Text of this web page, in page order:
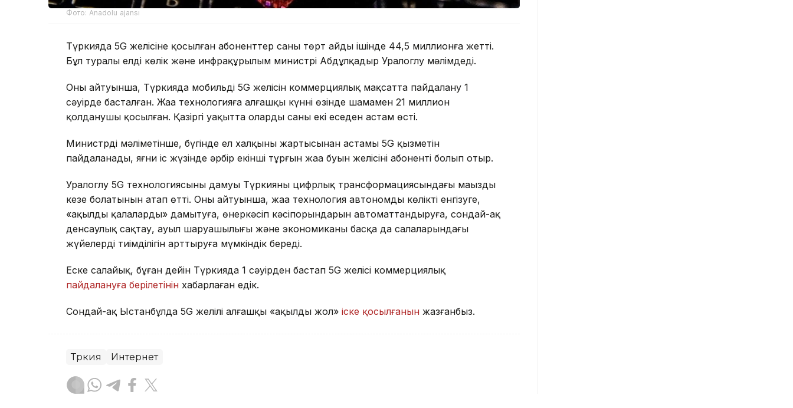
Фото: Anadolu ajansı
Түркияда 5G желісіне қосылған абоненттер саны төрт айдың ішінде 44,5 миллионға жетті.
Бұл туралы елдің көлік және инфрақұрылым министрі Абдұлқадыр Уралоглу мәлімдеді.
Оның айтуынша, Түркияда мобильді 5G желісін коммерциялық мақсатта пайдалану 1
сәуірде басталған. Жаңа технологияға алғашқы күннің өзінде шамамен 21 миллион
қолданушы қосылған. Қазіргі уақытта олардың саны екі еседен астам өсті.
Министрдің мәліметінше, бүгінде ел халқының жартысынан астамы 5G қызметін
пайдаланады, яғни іс жүзінде әрбір екінші тұрғын жаңа буын желісінің абоненті болып отыр.
Уралоглу 5G технологиясының дамуы Түркияның цифрлық трансформациясындағы маңызды
кезең болатынын атап өтті. Оның айтуынша, жаңа технология автономды көлікті енгізуге,
«ақылды қалаларды» дамытуға, өнеркәсіп кәсіпорындарын автоматтандыруға, сондай-ақ
денсаулық сақтау, ауыл шаруашылығы және экономиканың басқа да салаларындағы
жүйелердің тиімділігін арттыруға мүмкіндік береді.
Еске салайық, бұған дейін Түркияда 1 сәуірден бастап 5G желісі коммерциялық
пайдалануға берілетінін хабарлаған едік.
Сондай-ақ Ыстанбұлда 5G желілі алғашқы «ақылды жол» іске қосылғанын жазғанбыз.
Түркия Интернет